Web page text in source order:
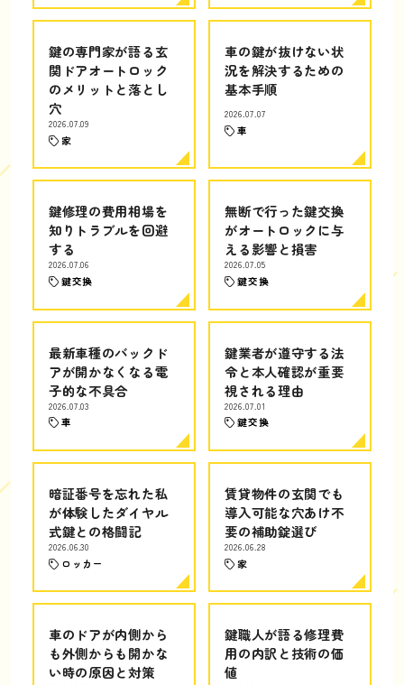
鍵の専門家が語る玄
関ドアオートロック
のメリットと落とし
穴
2026.07.09
家
車の鍵が抜けない状
況を解決するための
基本手順
2026.07.07
車
鍵修理の費用相場を
知りトラブルを回避
する
2026.07.06
鍵交換
無断で行った鍵交換
がオートロックに与
える影響と損害
2026.07.05
鍵交換
最新車種のバックド
アが開かなくなる電
子的な不具合
2026.07.03
車
鍵業者が遵守する法
令と本人確認が重要
視される理由
2026.07.01
鍵交換
暗証番号を忘れた私
が体験したダイヤル
式鍵との格闘記
2026.06.30
ロッカー
賃貸物件の玄関でも
導入可能な穴あけ不
要の補助錠選び
2026.06.28
家
車のドアが内側から
も外側からも開かな
い時の原因と対策
鍵職人が語る修理費
用の内訳と技術の価
値